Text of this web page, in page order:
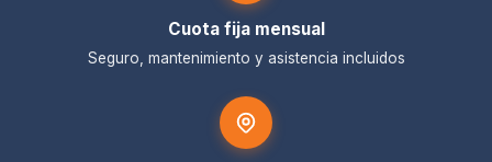
Cuota fija mensual
Seguro, mantenimiento y asistencia incluidos